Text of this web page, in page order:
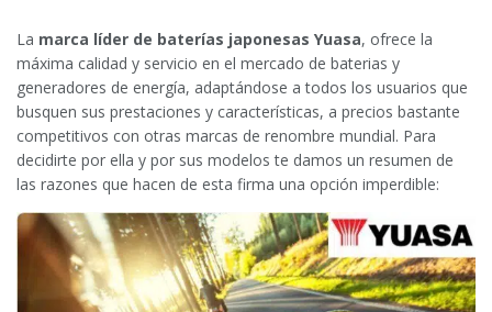
La marca líder de baterías japonesas Yuasa, ofrece la
máxima calidad y servicio en el mercado de baterias y
generadores de energía, adaptándose a todos los usuarios que
busquen sus prestaciones y características, a precios bastante
competitivos con otras marcas de renombre mundial. Para
decidirte por ella y por sus modelos te damos un resumen de
las razones que hacen de esta firma una opción imperdible: